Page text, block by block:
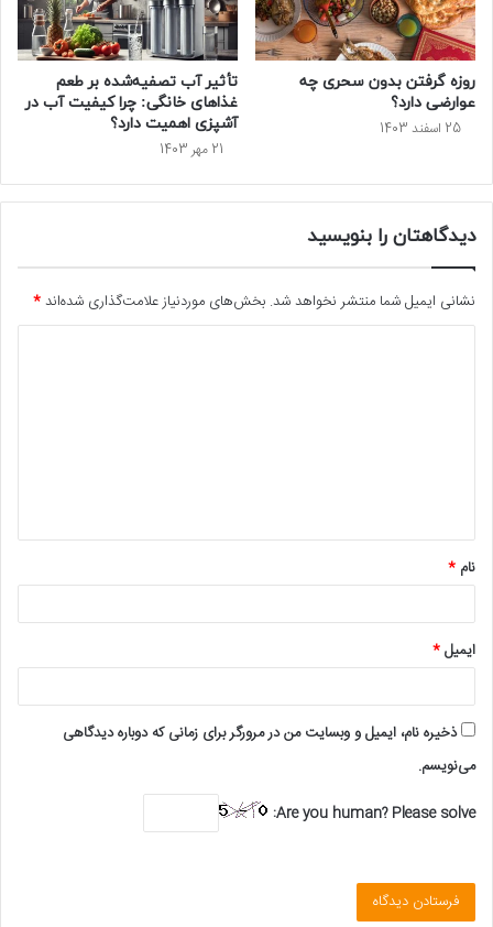
روزه گرفتن بدون سحری چه
عوارضی دارد؟
25 اسفند 1403
تأثیر آب تصفیه‌شده بر طعم
غذاهای خانگی: چرا کیفیت آب در
آشپزی اهمیت دارد؟
21 مهر 1403
دیدگاهتان را بنویسید
نشانی ایمیل شما منتشر نخواهد شد. بخش‌های موردنیاز علامت‌گذاری شده‌اند*
*
نام *
ایمیل*
ذخیره نام، ایمیل و وبسایت من در مرورگر برای زمانی که دوباره دیدگاهی
می‌نویسم.
Are you human? Please solve: